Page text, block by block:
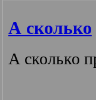
А сколько
А сколько